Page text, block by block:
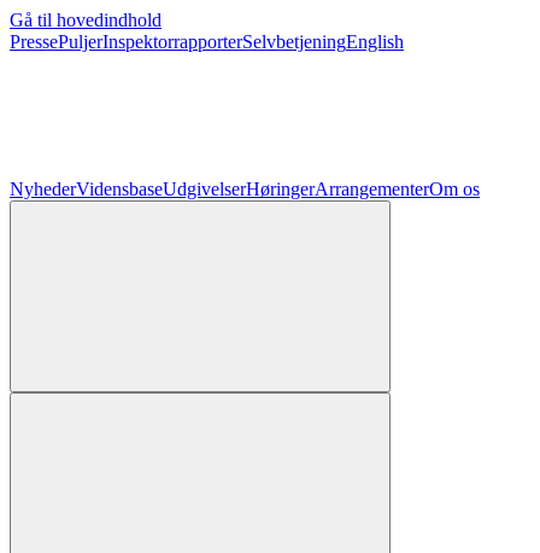
Gå til hovedindhold
PressePuljerInspektorrapporterSelvbetjeningEnglish
NyhederVidensbaseUdgivelserHøringerArrangementerOm os